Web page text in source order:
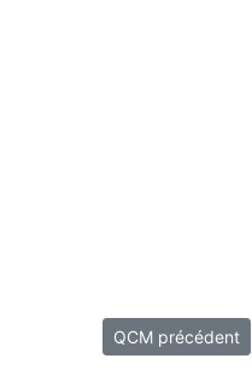
QCM précédent